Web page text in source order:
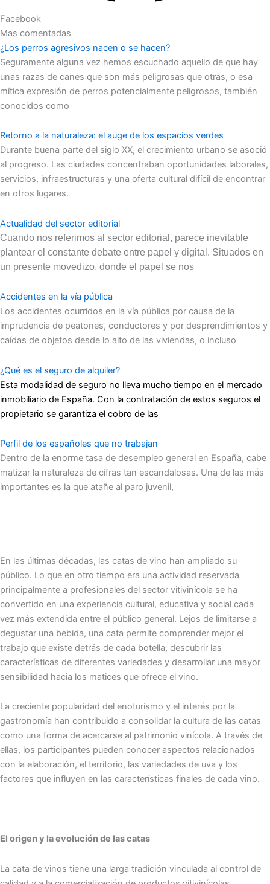
Facebook
Mas comentadas
¿Los perros agresivos nacen o se hacen?
Seguramente alguna vez hemos escuchado aquello de que hay
unas razas de canes que son más peligrosas que otras, o esa
mítica expresión de perros potencialmente peligrosos, también
conocidos como
Retorno a la naturaleza: el auge de los espacios verdes
Durante buena parte del siglo XX, el crecimiento urbano se asoció
al progreso. Las ciudades concentraban oportunidades laborales,
servicios, infraestructuras y una oferta cultural difícil de encontrar
en otros lugares.
Actualidad del sector editorial
Cuando nos referimos al sector editorial, parece inevitable
plantear el constante debate entre papel y digital. Situados en
un presente movedizo, donde el papel se nos
Accidentes en la vía pública
Los accidentes ocurridos en la vía pública por causa de la
imprudencia de peatones, conductores y por desprendimientos y
caídas de objetos desde lo alto de las viviendas, o incluso
¿Qué es el seguro de alquiler?
Esta modalidad de seguro no lleva mucho tiempo en el mercado
inmobiliario de España. Con la contratación de estos seguros el
propietario se garantiza el cobro de las
Perfil de los españoles que no trabajan
Dentro de la enorme tasa de desempleo general en España, cabe
matizar la naturaleza de cifras tan escandalosas. Una de las más
importantes es la que atañe al paro juvenil,
En las últimas décadas, las catas de vino han ampliado su
público. Lo que en otro tiempo era una actividad reservada
principalmente a profesionales del sector vitivinícola se ha
convertido en una experiencia cultural, educativa y social cada
vez más extendida entre el público general. Lejos de limitarse a
degustar una bebida, una cata permite comprender mejor el
trabajo que existe detrás de cada botella, descubrir las
características de diferentes variedades y desarrollar una mayor
sensibilidad hacia los matices que ofrece el vino.
La creciente popularidad del enoturismo y el interés por la
gastronomía han contribuido a consolidar la cultura de las catas
como una forma de acercarse al patrimonio vinícola. A través de
ellas, los participantes pueden conocer aspectos relacionados
con la elaboración, el territorio, las variedades de uva y los
factores que influyen en las características finales de cada vino.
El origen y la evolución de las catas
La cata de vinos tiene una larga tradición vinculada al control de